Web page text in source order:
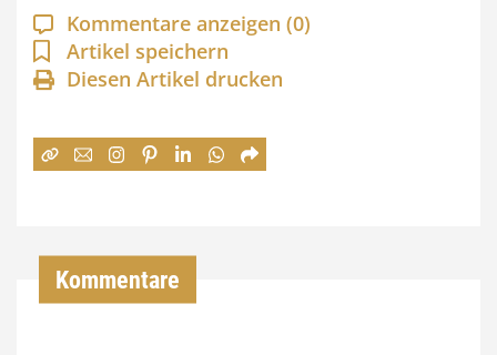
a
n
n
:
Kommentare anzeigen (0)
Artikel speichern
Diesen Artikel drucken
Kommentare